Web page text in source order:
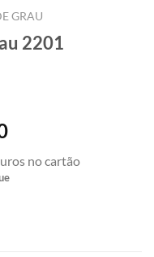
GRAU
2201
no cartão